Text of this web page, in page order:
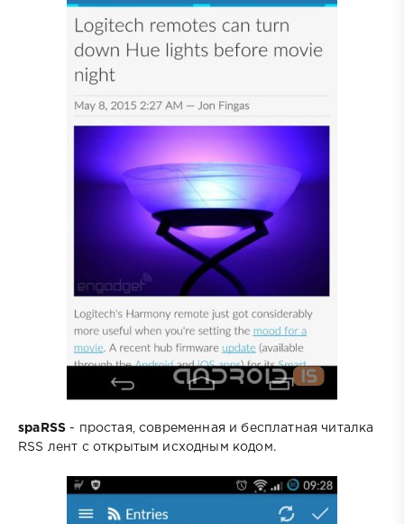
spaRSS - простая, современная и бесплатная читалка
RSS лент с открытым исходным кодом.